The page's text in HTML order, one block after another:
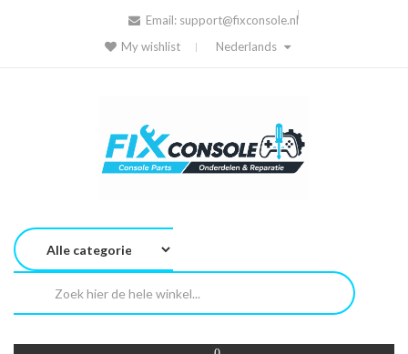
Email: support@fixconsole.nl
My wishlist
Nederlands